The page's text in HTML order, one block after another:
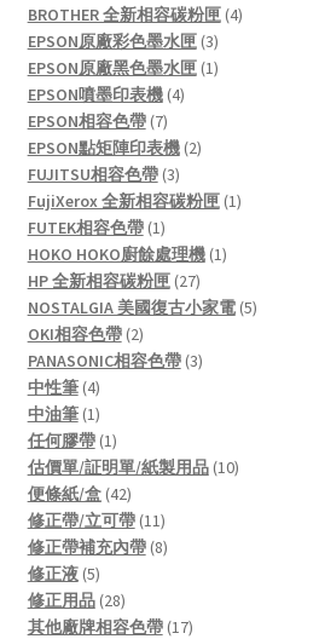
BROTHER 全新相容碳粉匣 44
EPSON原廠彩色墨水匣 33
products
EPSON原廠黑色墨水匣 11
EPSON噴墨印表機 44
EPSON相容色帶 77
products
EPSON點矩陣印表機 22
FUJITSU相容色帶 33
products
FujiXerox 全新相容碳粉匣 11
FUTEK相容色帶 11
product
HOKO HOKO廚餘處理機 11
HP 全新相容碳粉匣 2727
products
NOSTALGIA 美國復古小家電 55
OKI相容色帶 22
products
PANASONIC相容色帶 33
中性筆 44
products
中油筆 11
product
任何膠帶 11
product
估價單/証明單/紙製用品 1010
便條紙/盒 4242
products
修正帶/立可帶 1111
products
修正帶補充內帶 88
修正液 55
products
修正用品 2828
products
其他廠牌相容色帶 1717